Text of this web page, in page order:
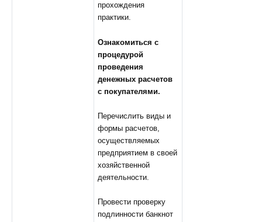
прохождения
практики.
Ознакомиться с
процедурой
проведения
денежных расчетов
с покупателями.
Перечислить виды и
формы расчетов,
осуществляемых
предприятием в своей
хозяйственной
деятельности.
Провести проверку
подлинности банкнот